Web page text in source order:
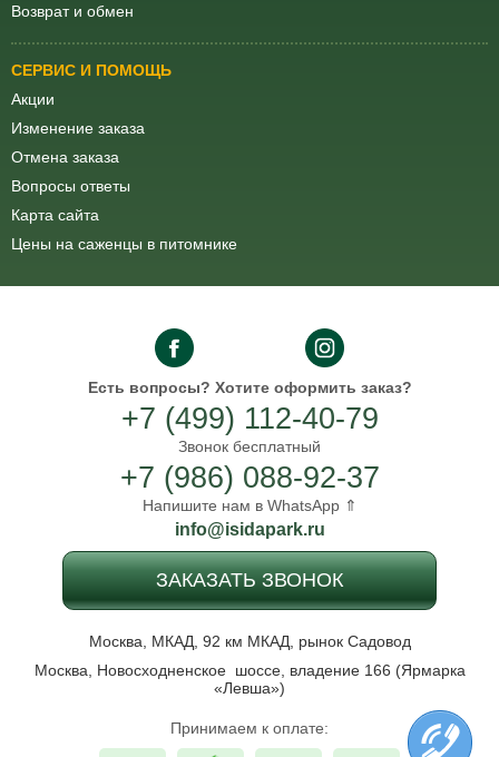
Возврат и обмен
СЕРВИС И ПОМОЩЬ
Акции
Изменение заказа
Отмена заказа
Вопросы ответы
Карта сайта
Цены на саженцы в питомнике
Есть вопросы? Хотите оформить заказ?
+7 (499) 112-40-79
Звонок бесплатный
+7 (986) 088-92-37
Напишите нам в WhatsApp ⇑
info@isidapark.ru
ЗАКАЗАТЬ ЗВОНОК
Москва, МКАД, 92 км МКАД, рынок Садовод
Москва, Новосходненское шоссе, владение 166 (Ярмарка
«Левша»)
Принимаем к оплате: